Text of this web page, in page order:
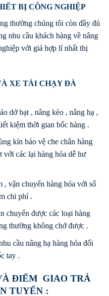
BỊ CÔNG NGHIỆP
thường chúng tôi còn đầy đủ
nhu cầu khách hàng về nâng
với giá hợp lí nhất thị
XE TẢI CHẠY ĐÀ
dở bạt , nâng kèo , nâng hạ ,
kiệm thời gian bốc hàng .
kín bảo vệ che chắn hàng
với các lại hàng hóa dễ hư
, vận chuyển hàng hóa với số
chi phí .
chuyển được các loại hàng
thường không chở được .
cầu nâng hạ hàng hóa đối
tay .
ĐIỂM GIAO TRẢ
TUYẾN :